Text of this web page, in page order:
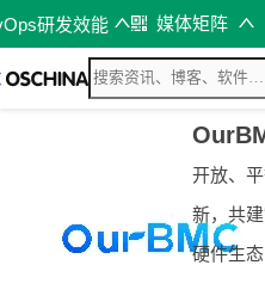
研发效能 媒体矩阵
开放、
新，共
硬件生态